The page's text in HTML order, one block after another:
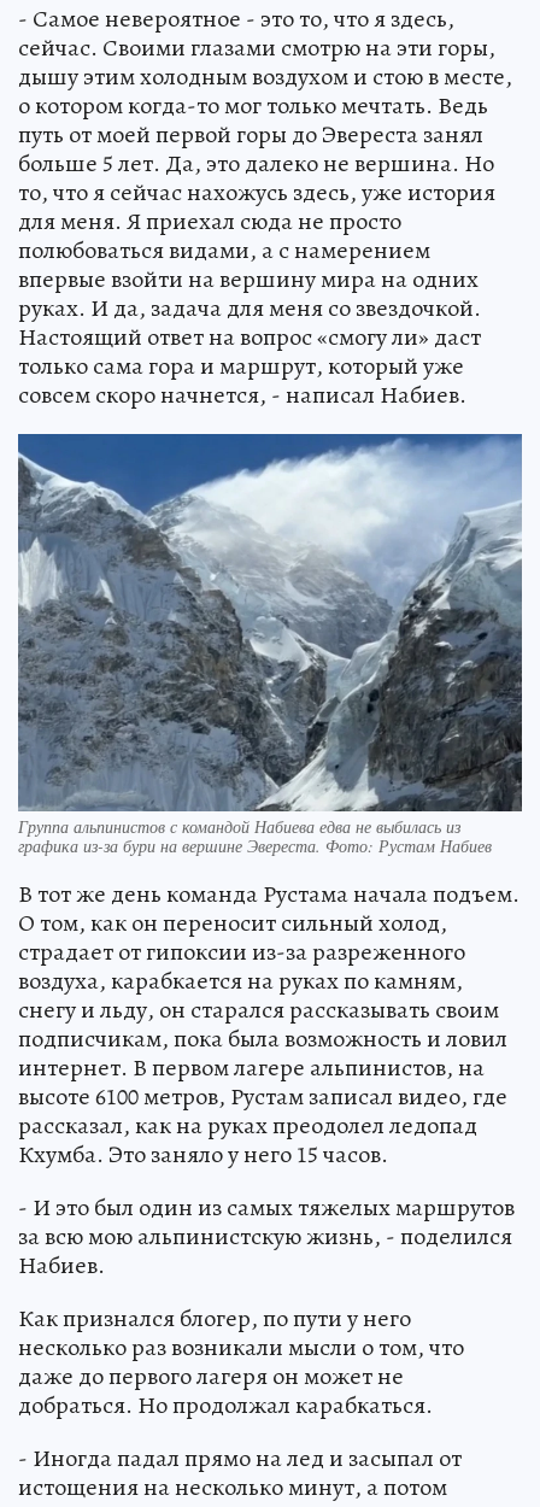
- Самое невероятное - это то, что я здесь,
сейчас. Своими глазами смотрю на эти горы,
дышу этим холодным воздухом и стою в месте,
о котором когда-то мог только мечтать. Ведь
путь от моей первой горы до Эвереста занял
больше 5 лет. Да, это далеко не вершина. Но
то, что я сейчас нахожусь здесь, уже история
для меня. Я приехал сюда не просто
полюбоваться видами, а с намерением
впервые взойти на вершину мира на одних
руках. И да, задача для меня со звездочкой.
Настоящий ответ на вопрос «смогу ли» даст
только сама гора и маршрут, который уже
совсем скоро начнется, - написал Набиев.
Группа альпинистов с командой Набиева едва не выбилась из
графика из-за бури на вершине Эвереста. Фото: Рустам Набиев
В тот же день команда Рустама начала подъем.
О том, как он переносит сильный холод,
страдает от гипоксии из-за разреженного
воздуха, карабкается на руках по камням,
снегу и льду, он старался рассказывать своим
подписчикам, пока была возможность и ловил
интернет. В первом лагере альпинистов, на
высоте 6100 метров, Рустам записал видео, где
рассказал, как на руках преодолел ледопад
Кхумба. Это заняло у него 15 часов.
- И это был один из самых тяжелых маршрутов
за всю мою альпинистскую жизнь, - поделился
Набиев.
Как признался блогер, по пути у него
несколько раз возникали мысли о том, что
даже до первого лагеря он может не
добраться. Но продолжал карабкаться.
- Иногда падал прямо на лед и засыпал от
истощения на несколько минут, а потом